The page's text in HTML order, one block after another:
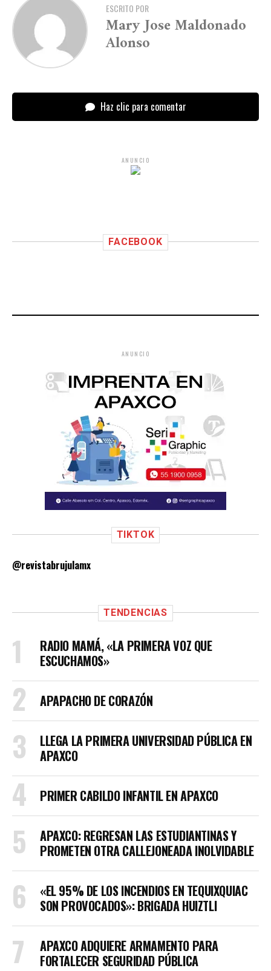
ESCRITO POR
Mary Jose Maldonado
Alonso
Haz clic para comentar
ANUNCIO
FACEBOOK
ANUNCIO
TIKTOK
@revistabrujulamx
TENDENCIAS
RADIO MAMÁ, «LA PRIMERA VOZ QUE
ESCUCHAMOS»
APAPACHO DE CORAZÓN
LLEGA LA PRIMERA UNIVERSIDAD PÚBLICA EN
APAXCO
PRIMER CABILDO INFANTIL EN APAXCO
APAXCO: REGRESAN LAS ESTUDIANTINAS Y
PROMETEN OTRA CALLEJONEADA INOLVIDABLE
«EL 95% DE LOS INCENDIOS EN TEQUIXQUIAC
SON PROVOCADOS»: BRIGADA HUIZTLI
APAXCO ADQUIERE ARMAMENTO PARA
FORTALECER SEGURIDAD PÚBLICA